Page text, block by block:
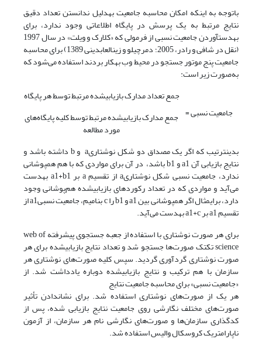
باتوجه به اینکه امکان محاسبه جامعیت به‫دلیل ندانستن تعداد دقیق
نتایج مرتبط به یک پرسش در پایگاه اطلاعاتی وجود ندارد، برای
به‫دست‫آوردن جامعیت نسبی از فرمولی که «کلارک و ویلت» در سال 1997
(نقل در شافی و رادر، 2005؛ دمرچی‫لو و زین‫العابدینی 1389) برای محاسبه
جامعیت پنج موتور جستجو در محیط وب به‫کار بردند استفاده می‌شود که
به‌صورت زیر است:
جامعیت نسبی =
جمع تعداد مدارک بازیابی‫شده مرتبط توسط هر پایگاه
جمع مدارک بازیابی‫شده مرتبط توسط کلیه پایگاه‌های
مورد مطالعه
بدین‫ترتیب که اگر یک مصداق دو شکل نوشتاریa و b داشته باشد و
نتایج بازیابی آن a1 و b1 باشد، در آن برای مواردی که با هم هم‫پوشانی
ندارد، جامعیت نسبی شکل نوشتاریa از تقسیم a بر a1+b1 به‫دست
می‌آید و مواردی که در تعداد رکوردهای بازیابی‫شده هم‌پوشانی وجود
دارد، برای‫مثال اگر هم‫پوشانی بین a1 و b1 را c بنامیم، جامعیت نسبیa1 از
تقسیم a1 بر a1+c به‫دست می‌آید.
برای هر صورت نوشتاری با استفاده از جعبه جستجوی پیشرفته web of
science تک‫تک صورت‌ها جستجو شد و تعداد نتایج بازیابی‫شده برای هر
صورت نوشتاری گردآوری گردید. سپس کلیه صورت‌های نوشتاری هر
سازمان با هم ترکیب و نتایج بازیابی‫شده دوباره یادداشت شد. از
«جامعیت نسبی» برای محاسبه جامعیت نتایج
هر یک از صورت‌های نوشتاری استفاده شد. برای نشان‫دادن تأثیر
صورت‌های مختلف نگارشی روی جامعیت نتایج بازیابی شده، پس از
کدگذاری سازمان‌ها و صورت‌های نگارشی نام هر سازمان، از آزمون
ناپارامتریک کروسکال والیس استفاده شد.